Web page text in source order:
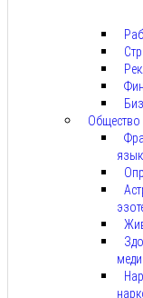
Общество
язык